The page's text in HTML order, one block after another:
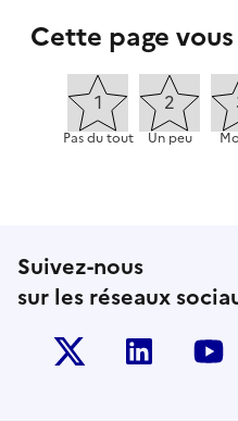
Cette page
Pas du tout Un peu
Suivez-nous
sur les réseaux
Twitter-x Linkedin